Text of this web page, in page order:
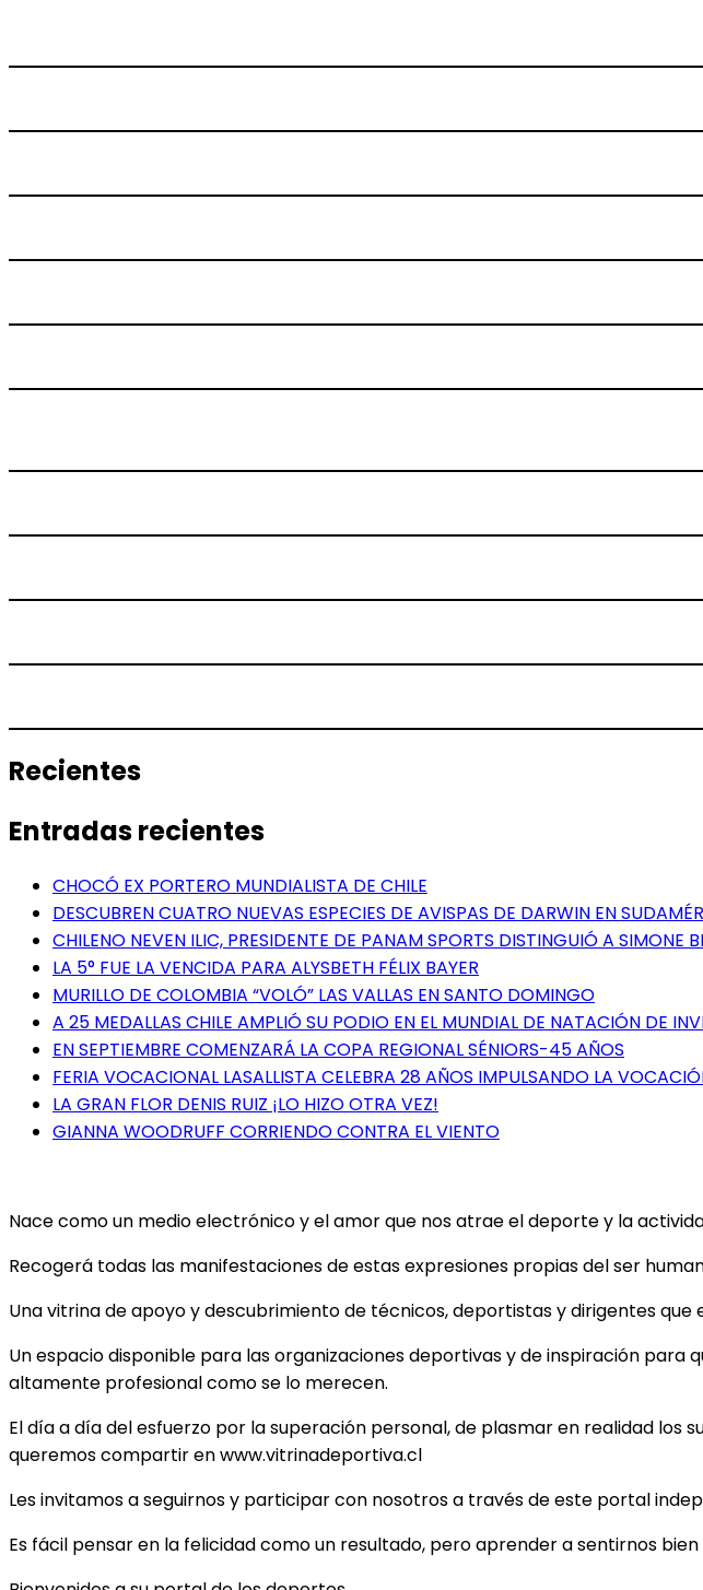
Recientes
Entradas recientes
CHOCÓ EX PORTERO MUNDIALISTA DE CHILE
DESCUBREN CUATRO NUEVAS ESPECIES DE AVISPAS DE DARWIN EN
CHILENO NEVEN ILIC, PRESIDENTE DE PANAM SPORTS DISTINGUIÓ A SIMONE
LA 5° FUE LA VENCIDA PARA ALYSBETH FÉLIX BAYER
MURILLO DE COLOMBIA “VOLÓ” LAS VALLAS EN SANTO DOMINGO
A 25 MEDALLAS CHILE AMPLIÓ SU PODIO EN EL MUNDIAL DE NATACIÓN DE
EN SEPTIEMBRE COMENZARÁ LA COPA REGIONAL SÉNIORS-45 AÑOS
FERIA VOCACIONAL LASALLISTA CELEBRA 28 AÑOS IMPULSANDO LA
LA GRAN FLOR DENIS RUIZ ¡LO HIZO OTRA VEZ!
GIANNA WOODRUFF CORRIENDO CONTRA EL VIENTO
Nace como un medio electrónico y el amor que nos atrae el deporte y la
Recogerá todas las manifestaciones de estas expresiones propias del ser
Una vitrina de apoyo y descubrimiento de técnicos, deportistas y dirigentes
Un espacio disponible para las organizaciones deportivas y de inspiración
altamente profesional como se lo merecen.
El día a día del esfuerzo por la superación personal, de plasmar en realidad los
queremos compartir en www.vitrinadeportiva.cl
Les invitamos a seguirnos y participar con nosotros a través de este portal
Es fácil pensar en la felicidad como un resultado, pero aprender a sentirnos